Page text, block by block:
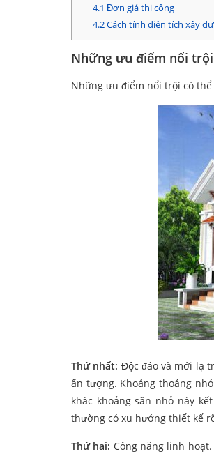
4.1 Đơn giá thi công
4.2Cách tính diện tích xây
Những ưu điểm nổi
Những ưu điểm nổi trội có
Thứ nhất: Độc đáo và mới lạ
ấn tượng. Khoảng thoáng
khác khoảng sân nhỏ này
thường có xu hướng thiết kế
Thứ hai: Công năng linh